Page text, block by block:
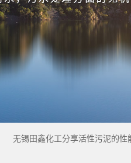
无锡田鑫化工分享活性污泥的